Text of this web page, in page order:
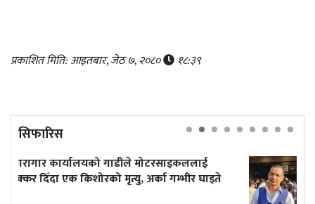
प्रकाशित मिति: आइतबार, जेठ ७, २०८० १८:३९
सिफारिस
गम्भीर घाइते
दुर्घटनाले डुबेको व्यवसाय, ब्युँताए
कमाइले